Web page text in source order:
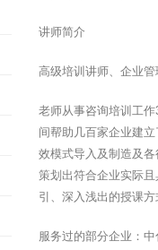
讲师简介
高级培训讲师、企业
老师从事咨询培训工
间帮助几百家企业建
效模式导入及制造及
策划出符合企业实际
引、深入浅出的授课
服务过的部分企业：